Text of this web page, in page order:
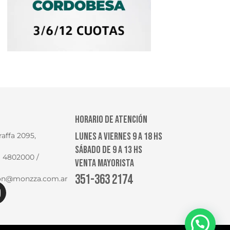
2095,
4802000 /
HORARIO DE ATENCIÓN
LUNES A VIERNES 9 A 18 HS
SÁBADO DE 9 A 13 HS
VENTA MAYORISTA
351-363 2174